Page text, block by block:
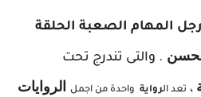
رجل المهام الصعبة الحلقة
. والتى تندرج تحت
، تعد الرواية واحدة من اجمل الروايات